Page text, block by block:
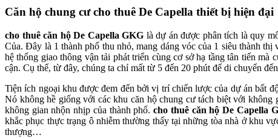
Căn hộ chung cư cho thuê De Capella thiết bị hiện đại
cho thuê căn hộ De Capella GKG là dự án được phân tích là quy
Của. Đây là 1 thành phố thu nhỏ, mang dáng vóc của 1 siêu thành
hệ thống giao thông vận tải phát triển cùng cơ sở hạ tầng tân tiến
cận. Cụ thể, từ đây, chúng ta chỉ mất từ 5 đến 20 phút để di
Tiện ích ngoại khu được đem đến bởi vị trí chiến lược của dự án bất
Nó không hề giống với các khu căn hộ chung cư tách biệt với
không gian nhộn nhịp của thành phố.cho thuê căn hộ De Capella
khắc phục thực trạng ô nhiễm thường thấy tại những tòa nhà ở khu
thượng…